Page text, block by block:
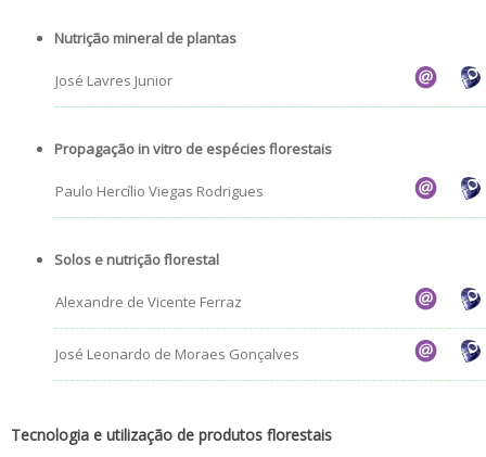
Nutrição mineral de plantas
José Lavres Junior
Propagação in vitro de espécies florestais
Paulo Hercílio Viegas Rodrigues
Solos e nutrição florestal
Alexandre de Vicente Ferraz
José Leonardo de Moraes Gonçalves
Tecnologia e utilização de produtos florestais